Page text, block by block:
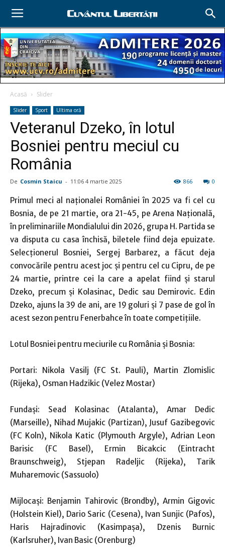
Acasă Slider
Slider Sport Ultima oră
Veteranul Dzeko, în lotul
Bosniei pentru meciul cu
România
De Cosmin Staicu - 11:06 4 martie 2025 0
866
Primul meci al naţionalei României în 2025 va fi cel cu
Bosnia, de pe 21 martie, ora 21-45, pe Arena Naţională,
în preliminariile Mondialului din 2026, grupa H. Partida se
va disputa cu casa închisă, biletele fiind deja epuizate.
Selecționerul Bosniei, Sergej Barbarez, a făcut deja
convocările pentru acest joc şi pentru cel cu Cipru, de pe
24 martie, printre cei la care a apelat fiind şi starul
Dzeko, precum şi Kolasinac, Dedic sau Demirovic. Edin
Dzeko, ajuns la 39 de ani, are 19 goluri şi 7 pase de gol în
acest sezon pentru Fenerbahce în toate competiţiile.
Lotul Bosniei pentru meciurile cu România şi Bosnia:
Portari: Nikola Vasilj (FC St. Pauli), Martin Zlomislic
(Rijeka), Osman Hadzikic (Velez Mostar)
Fundași: Sead Kolasinac (Atalanta), Amar Dedic
(Marseille), Nihad Mujakic (Partizan), Jusuf Gazibegovic
(FC Koln), Nikola Katic (Plymouth Argyle), Adrian Leon
Barisic (FC Basel), Ermin Bicakcic (Eintracht
Braunschweig), Stjepan Radeljic (Rijeka), Tarik
Muharemovic (Sassuolo)
Mijlocași: Benjamin Tahirovic (Brondby), Armin Gigovic
(Holstein Kiel), Dario Saric (Cesena), Ivan Sunjic (Pafos),
Haris Hajradinovic (Kasimpașa), Dzenis Burnic
(Karlsruher), Ivan Basic (Orenburg)